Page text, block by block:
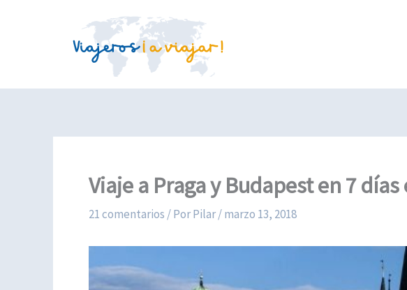
Viaje a Praga y Budapest en 7
21 comentarios / PorPilar/marzo 13, 2018